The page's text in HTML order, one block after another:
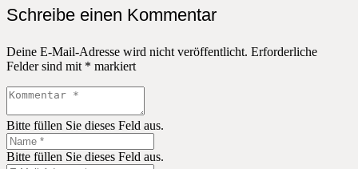
Schreibe einen Kommentar
Deine E-Mail-Adresse wird nicht veröffentlicht. Erforderliche
Felder sind mit * markiert
Bitte füllen Sie dieses Feld aus.
Bitte füllen Sie dieses Feld aus.